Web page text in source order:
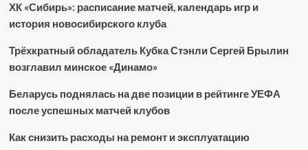
ХК «Сибирь»: расписание матчей, календарь игр и
история новосибирского клуба
Трёхкратный обладатель Кубка Стэнли Сергей Брылин
возглавил минское «Динамо»
Беларусь поднялась на две позиции в рейтинге УЕФА
после успешных матчей клубов
Как снизить расходы на ремонт и эксплуатацию